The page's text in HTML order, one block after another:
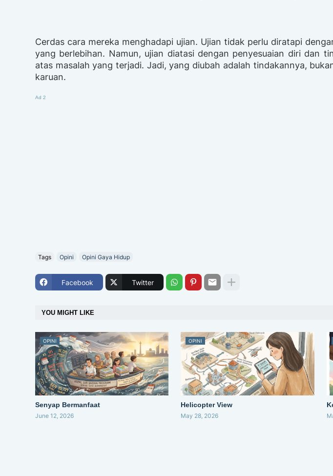
Cerdas cara mereka menghadapi ujian. Ujian tidak perlu diratapi
yang berlebihan. Namun, ujian diatasi dengan penyesuaian diri dan
atas masalah yang terjadi. Jadi, yang diubah adalah tindakannya,
karuan.
Ad 2
Tags Opini Opini Gaya Hidup
Facebook Twitter
YOU MIGHT LIKE
OPINI
Senyap Bermanfaat
June 12, 2026
OPINI
Helicopter View
May 28, 2026